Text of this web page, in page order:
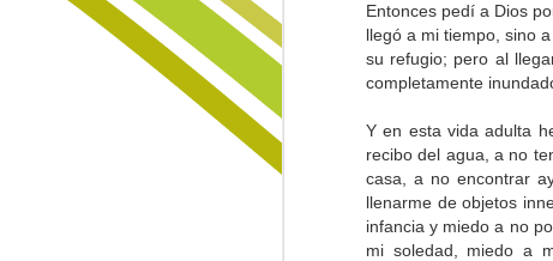
Entonces pedí a Dios
llegó a mi tiempo, sino
su refugio; pero al
completamente
Y en esta vida adulta
recibo del agua, a no
casa, a no encontrar
llenarme de objetos
infancia y miedo a no
mi soledad, miedo a
Lo Invisible
Y yo que pensaba, que todo podía
sanarse con paciencia y con calma,
buscando raíces en tierras ajadas,
trayendo semillas de áreas curadas,
cortando el origen de las amenazas,
huyendo sin prisa a zonas lejanas,
llevando en la espalda lo que
cargando en la espalda... el tiempo